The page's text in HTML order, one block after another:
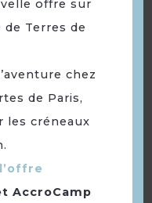
offre sur
Terres de
chez
de Paris,
les créneaux
AccroCamp